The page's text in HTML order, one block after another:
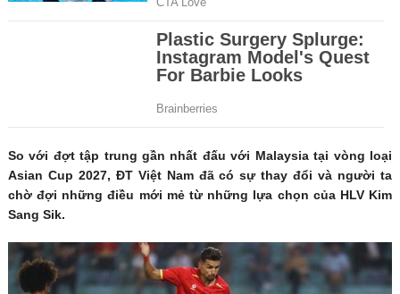
So với đợt tập trung gần nhất đấu với Malaysia tại vòng loại
Asian Cup 2027, ĐT Việt Nam đã có sự thay đổi và người ta
chờ đợi những điều mới mẻ từ những lựa chọn của HLV Kim
Sang Sik.